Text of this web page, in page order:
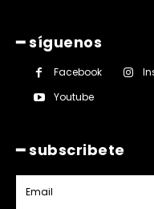
━ síguenos
Facebook
Youtube
━ subscribete